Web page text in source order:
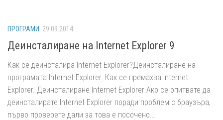
ПРОГРАМИ 29.09.2014
Деинсталиране на Internet Explorer 9
Как се деинсталира Internet Explorer?Деинсталиране на
програмата Internet Explorer. Как се премахва Internet
Explorer. Деинсталиране Internet Explorer Ако се опитвате да
деинсталирате Internet Explorer поради проблем с браузъра,
първо проверете дали за това е посочено...